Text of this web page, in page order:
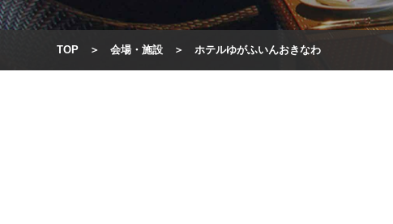
TOP 会場・施設 ホテルゆがふいんおきなわ